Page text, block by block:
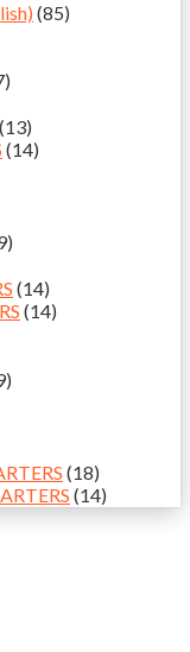
(85)
(13)
(14)
(14)
(14)
(18)
(14)